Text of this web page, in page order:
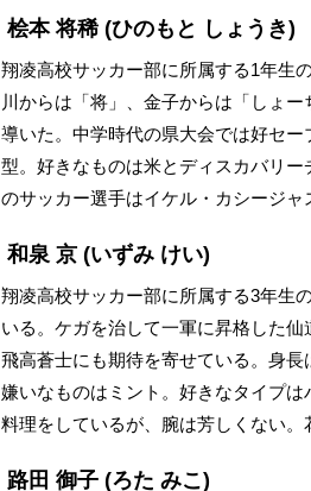
桧本 将稀 (ひのもと しょうき)
翔凌高校サッカー部に所属する1年生
川からは「将」、金子からは「しょ
導いた。中学時代の県大会では好セ
型。好きなものは米とディスカバリ
のサッカー選手はイケル・カシージャ
和泉 京 (いずみ けい)
翔凌高校サッカー部に所属する3年生
いる。ケガを治して一軍に昇格した
飛高蒼士にも期待を寄せている。身長
嫌いなものはミント。好きなタイプ
料理をしているが、腕は芳しくない。
路田 御子 (ろた みこ)